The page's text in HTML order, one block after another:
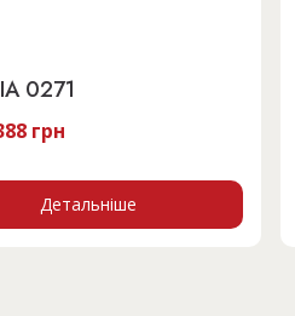
0271
грн
Детальніше